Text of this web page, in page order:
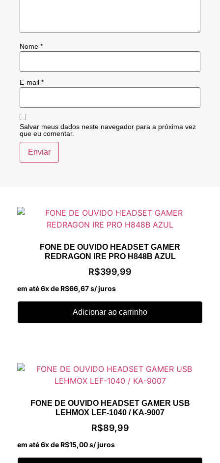
Nome *
E-mail *
Salvar meus dados neste navegador para a próxima vez
que eu comentar.
FONE DE OUVIDO HEADSET GAMER
REDRAGON IRE PRO H848B AZUL
R$399,99
em até 6x de R$66,67s/ juros
Adicionar ao carrinho
FONE DE OUVIDO HEADSET GAMER USB
LEHMOX LEF-1040 / KA-9007
R$89,99
em até 6x de R$15,00s/ juros